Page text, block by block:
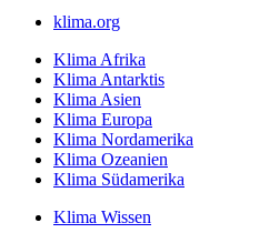
klima.org
Klima Afrika
Klima Antarktis
Klima Asien
Klima Europa
Klima Nordamerika
Klima Ozeanien
Klima Südamerika
Klima Wissen